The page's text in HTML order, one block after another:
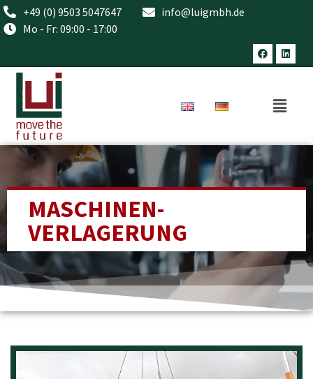
+49 (0) 9503 5047647
info@luigmbh.de
Mo - Fr: 09:00 - 17:00
MASCHINEN­
VERLAGERUNG